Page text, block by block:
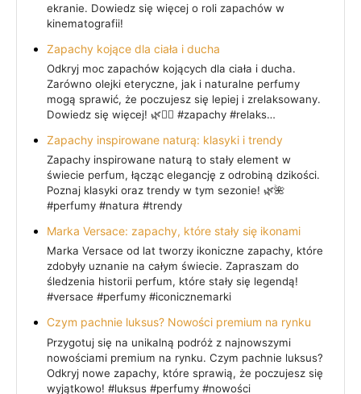
ekranie. Dowiedz się więcej o roli zapachów w
kinematografii!
Zapachy kojące dla ciała i ducha
Odkryj moc zapachów kojących dla ciała i ducha.
Zarówno olejki eteryczne, jak i naturalne perfumy
mogą sprawić, że poczujesz się lepiej i zrelaksowany.
Dowiedz się więcej! 🌿💆‍♀️ #zapachy #relaks…
Zapachy inspirowane naturą: klasyki i trendy
Zapachy inspirowane naturą to stały element w
świecie perfum, łącząc elegancję z odrobiną dzikości.
Poznaj klasyki oraz trendy w tym sezonie! 🌿🌺
#perfumy #natura #trendy
Marka Versace: zapachy, które stały się ikonami
Marka Versace od lat tworzy ikoniczne zapachy, które
zdobyły uznanie na całym świecie. Zapraszam do
śledzenia historii perfum, które stały się legendą!
#versace #perfumy #iconicznemarki
Czym pachnie luksus? Nowości premium na rynku
Przygotuj się na unikalną podróż z najnowszymi
nowościami premium na rynku. Czym pachnie luksus?
Odkryj nowe zapachy, które sprawią, że poczujesz się
wyjątkowo! #luksus #perfumy #nowości